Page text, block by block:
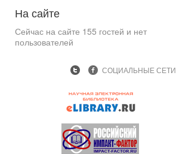
На сайте
Сейчас на сайте 155 гостей и нет
пользователей
СОЦИАЛЬНЫЕ СЕТИ